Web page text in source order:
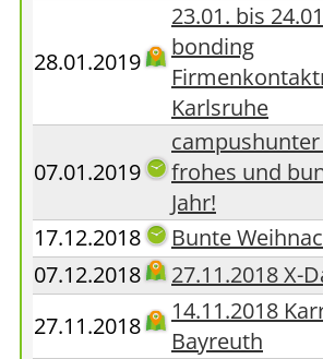
28.01.2019
23.01. bis
bonding
Karlsruhe
07.01.2019
frohes und
Jahr!
17.12.2018
Bunte
07.12.2018
27.11.2018 X-
27.11.2018
14.11.2018
Bayreuth